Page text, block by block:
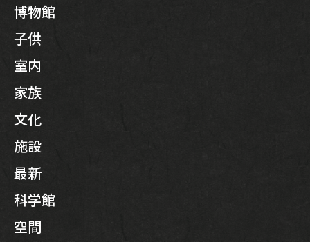
博物館
子供
室内
家族
文化
施設
最新
科学館
空間